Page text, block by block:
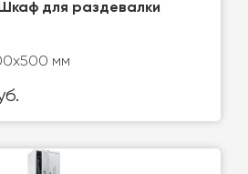
для раздевалки
мм